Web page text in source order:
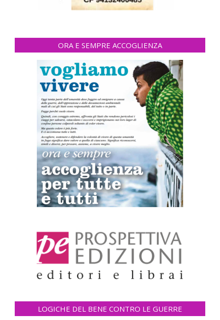
ORA E SEMPRE ACCOGLIENZA
LOGICHE DEL BENE CONTRO LE GUERRE